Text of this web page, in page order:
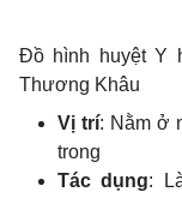
Đồ hình huyệt Y
Thương Khâu
Vị trí: Nằm ở
trong
Tác dụng: